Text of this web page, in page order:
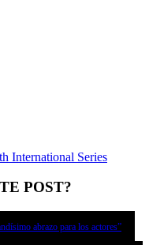
International Series
POST?
abrazo para los actores”